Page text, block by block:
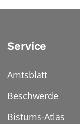
Service
Amtsblatt
Beschwerde
Bistums-Atlas